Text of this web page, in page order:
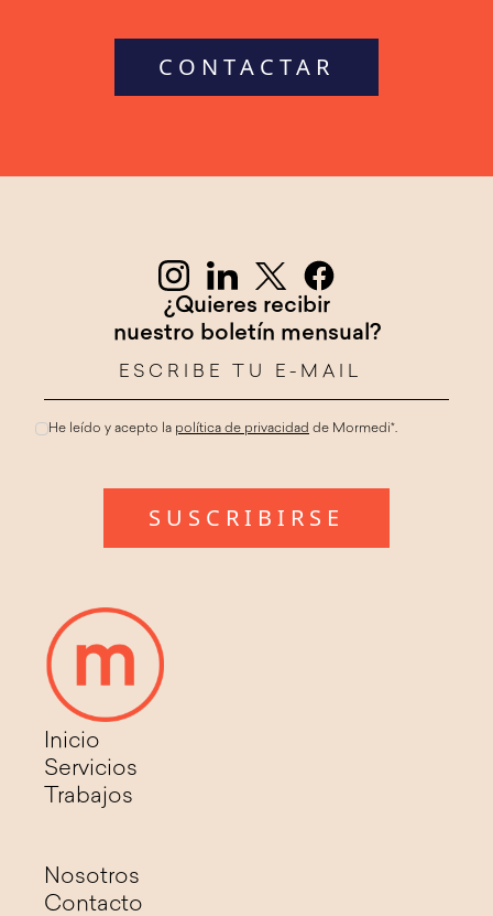
CONTACTAR
Inicio
Servicios
Trabajos
Nosotros
Contacto
¿Quieres recibir
nuestro boletín mensual?
He leído y acepto la política de privacidad de Mormedi*.